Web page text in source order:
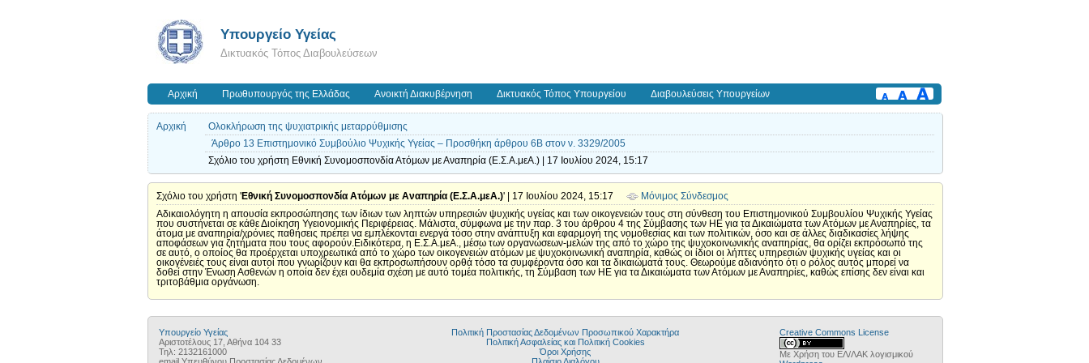
Υπουργείο Υγείας
Δικτυακός Τόπος Διαβουλεύσεων
Αρχική Πρωθυπουργός της Ελλάδας Ανοικτή Διακυβέρνηση Δικτυακός Τόπος Υπουργείου Διαβουλεύσεις Υπουργείων
Αρχική
Ολοκλήρωση της ψυχιατρικής μεταρρύθμισης
Άρθρο 13 Επιστημονικό Συμβούλιο Ψυχικής Υγείας – Προσθήκη άρθρου 6Β στον ν. 3329/2005
Σχόλιο του χρήστη Εθνική Συνομοσπονδία Ατόμων με Αναπηρία (Ε.Σ.Α.μεΑ.) | 17 Ιουλίου 2024, 15:17
Σχόλιο του χρήστη 'Εθνική Συνομοσπονδία Ατόμων με Αναπηρία (Ε.Σ.Α.μεΑ.)' | 17 Ιουλίου 2024, 15:17
Μόνιμος Σύνδεσμος
Αδικαιολόγητη η απουσία εκπροσώπησης των ίδιων των ληπτών υπηρεσιών ψυχικής υγείας και των οικογενειών τους στη σύνθεση του Επιστημονικού Συμβουλίου Ψυχικής Υγείας
που συστήνεται σε κάθε Διοίκηση Υγειονομικής Περιφέρειας. Μάλιστα, σύμφωνα με την παρ. 3 του άρθρου 4 της Σύμβασης των ΗΕ για τα Δικαιώματα των Ατόμων με Αναπηρίες, τα
άτομα με αναπηρία/χρόνιες παθήσεις πρέπει να εμπλέκονται ενεργά τόσο στην ανάπτυξη και εφαρμογή της νομοθεσίας και των πολιτικών, όσο και σε άλλες διαδικασίες λήψης
αποφάσεων για ζητήματα που τους αφορούν.Ειδικότερα, η Ε.Σ.Α.μεΑ., μέσω των οργανώσεων-μελών της από το χώρο της ψυχοκοινωνικής αναπηρίας, θα ορίζει εκπρόσωπό της
σε αυτό, ο οποίος θα προέρχεται υποχρεωτικά από το χώρο των οικογενειών ατόμων με ψυχοκοινωνική αναπηρία, καθώς οι ίδιοι οι λήπτες υπηρεσιών ψυχικής υγείας και οι
οικογένειές τους είναι αυτοί που γνωρίζουν και θα εκπροσωπήσουν ορθά τόσο τα συμφέροντα όσο και τα δικαιώματά τους. Θεωρούμε αδιανόητο ότι ο ρόλος αυτός μπορεί να
δοθεί στην Ένωση Ασθενών η οποία δεν έχει ουδεμία σχέση με αυτό τομέα πολιτικής, τη Σύμβαση των ΗΕ για τα Δικαιώματα των Ατόμων με Αναπηρίες, καθώς επίσης δεν είναι και
τριτοβάθμια οργάνωση.
Υπουργείο Υγείας
Αριστοτέλους 17, Αθήνα 104 33
Τηλ: 2132161000
Πολιτική Προστασίας Δεδομένων Προσωπικού Χαρακτήρα
Πολιτική Ασφαλείας και Πολιτική Cookies
Όροι Χρήσης
Creative Commons License
Με Χρήση του ΕΛ/ΛΑΚ λογισμικού